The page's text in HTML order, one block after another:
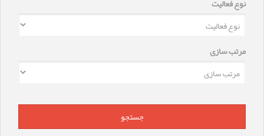
نوع فعالیت
مرتب سازی